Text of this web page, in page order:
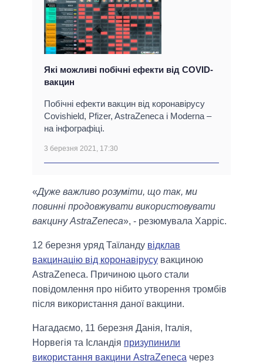
Які можливі побічні ефекти від COVID-
вакцин
Побічні ефекти вакцин від коронавірусу
Covishield, Pfizer, AstraZeneca і Moderna –
на інфографіці.
3 березня 2021, 17:30
«Дуже важливо розуміти, що так, ми
повинні продовжувати використовувати
вакцину AstraZeneca», - резюмувала Харріс.
12 березня уряд Таїланду відклав
вакцинацію від коронавірусу вакциною
AstraZeneca. Причиною цього стали
повідомлення про нібито утворення тромбів
після використання даної вакцини.
Нагадаємо, 11 березня Данія, Італія,
Норвегія та Ісландія призупинили
використання вакцини AstraZeneca через